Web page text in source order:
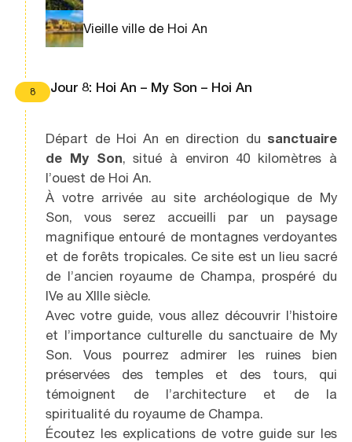
Vieille ville de Hoi An
8 Jour 8: Hoi An – My Son – Hoi An
Départ de Hoi An en direction du sanctuaire
de My Son, situé à environ 40 kilomètres à
l’ouest de Hoi An.
À votre arrivée au site archéologique de My
Son, vous serez accueilli par un paysage
magnifique entouré de montagnes verdoyantes
et de forêts tropicales. Ce site est un lieu sacré
de l’ancien royaume de Champa, prospéré du
IVe au XIIIe siècle.
Avec votre guide, vous allez découvrir l’histoire
et l’importance culturelle du sanctuaire de My
Son. Vous pourrez admirer les ruines bien
préservées des temples et des tours, qui
témoignent de l’architecture et de la
spiritualité du royaume de Champa.
Écoutez les explications de votre guide sur les